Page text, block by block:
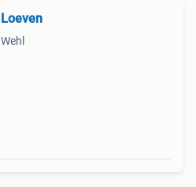
Loeven
Wehl